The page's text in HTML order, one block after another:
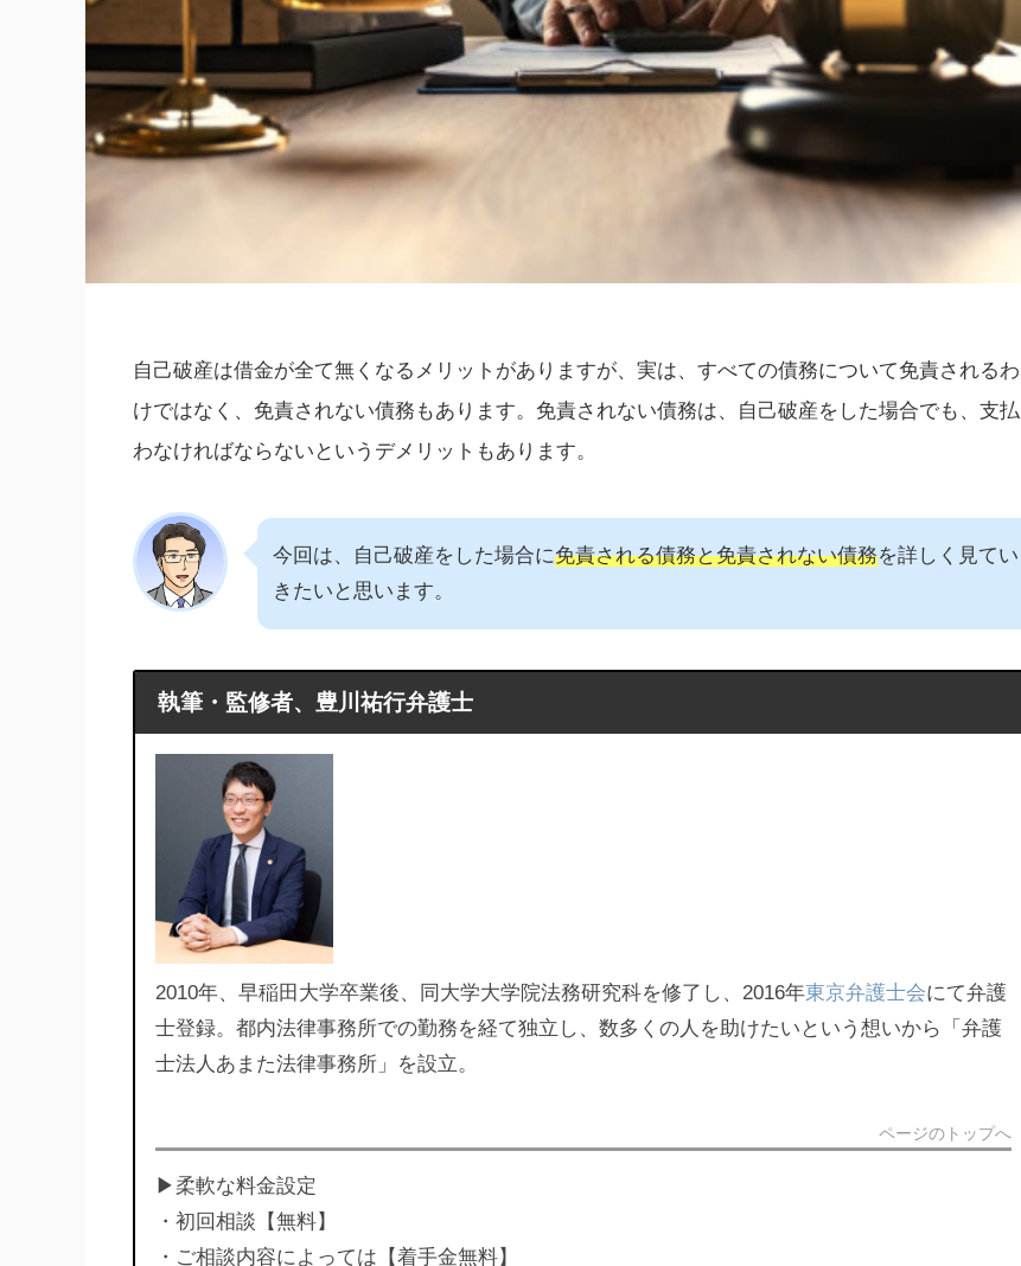
自己破産は借金が全て無くなるメリットがありますが、実は、すべての債務について免責されるわ
けではなく、免責されない債務もあります。免責されない債務は、自己破産をした場合でも、支払
わなければならないというデメリットもあります。
今回は、自己破産をした場合に免責される債務と免責されない債務を詳しく見てい
きたいと思います。
執筆・監修者、豊川祐行弁護士
2010年、早稲田大学卒業後、同大学大学院法務研究科を修了し、2016年東京弁護士会にて弁護
士登録。都内法律事務所での勤務を経て独立し、数多くの人を助けたいという想いから「弁護
士法人あまた法律事務所」を設立。
ページのトップへ
▶︎柔軟な料金設定
・初回相談【無料】
・ご相談内容によっては【着手金無料】